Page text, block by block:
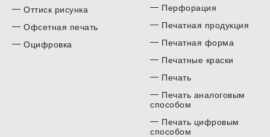
Оттиск рисунка
Офсетная печать
Оцифровка
Перфорация
Печатная продукция
Печатная форма
Печатные краски
Печать
Печать аналоговым
способом
Печать цифровым
способом